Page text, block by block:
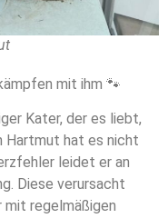
mit ihm 🐾
Kater, der es liebt,
Hartmut hat es nicht
leidet er an
Diese verursacht
mit regelmäßigen